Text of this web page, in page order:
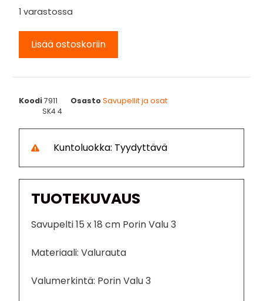
1 varastossa
Lisää ostoskoriin
Koodi7911 OsastoSavupellit ja osat
SK4 4
Kuntoluokka: Tyydyttävä
TUOTEKUVAUS
Savupelti 15 x 18 cm Porin Valu 3
Materiaali: Valurauta
Valumerkintä: Porin Valu 3